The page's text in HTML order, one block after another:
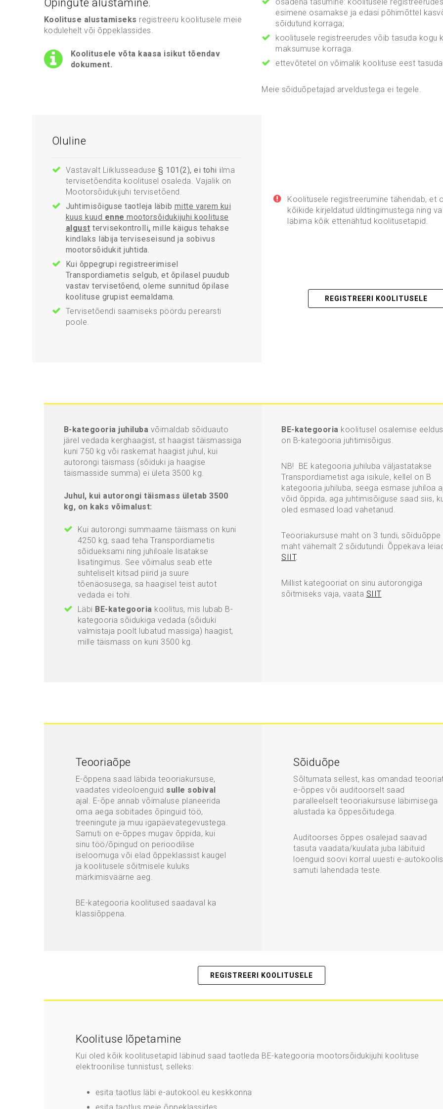
Õpingute alustamine.
Koolituse alustamiseks registreeru koolitusele meie
kodulehelt või õppeklassides.
Koolitusele võta kaasa isikut tõendav
dokument.
esimene osamakse ja edasi põhimõttel
sõidutund korraga;
koolitusele registreerudes võib tasuda kogu
maksumuse korraga.
ettevõtetel on võimalik koolituse eest
Meie sõiduõpetajad arveldustega ei tegele.
Oluline
Vastavalt Liiklusseaduse § 101(2), ei tohi i lma
tervisetõendita koolitusel osaleda. Vajalik on
Mootorsõidukijuhi tervisetõend.
Juhtimisõiguse taotleja läbib mitte varem kui
kuus kuud enne mootorsõidukijuhi koolituse
algust tervisekontrolli, mille käigus tehakse
kindlaks läbija terviseseisund ja sobivus
mootorsõidukit juhtida.
Kui õppegrupi registreerimisel
Transpordiametis selgub, et õpilasel puudub
vastav tervisetõend, oleme sunnitud õpilase
koolituse grupist eemaldama.
Tervisetõendi saamiseks pöördu perearsti
poole.
Koolitusele registreerumine tähendab, et
kõikide kirjeldatud üldtingimustega ning
läbima kõik ettenähtud koolitusetapid.
REGISTREERI KOOLITUSELE
B-kategooria juhiluba võimaldab sõiduauto
järel vedada kerghaagist, st haagist täismassiga
kuni 750 kg või raskemat haagist juhul, kui
autorongi täismass (sõiduki ja haagise
täismasside summa) ei ületa 3500 kg.
Juhul, kui autorongi täismass ületab 3500
kg, on kaks võimalust:
Kui autorongi summaarne täismass on kuni
4250 kg, saad teha Transpordiametis
sõidueksami ning juhiloale lisatakse
lisatingimus. See võimalus seab ette
suhteliselt kitsad piirid ja suure
tõenäosusega, sa haagisel teist autot
vedada ei tohi.
Läbi BE-kategooria koolitus, mis lubab B-
kategooria sõidukiga vedada (sõiduki
valmistaja poolt lubatud massiga) haagist,
mille täismass on kuni 3500 kg.
BE-kategooria koolitusel osalemise
on B-kategooria juhtimisõigus.
NB! BE kategooria juhiluba väljastatakse
Transpordiametist aga isikule, kellel on B
kategooria juhiluba, seega esmase juhiloa
võid õppida, aga juhtimisõiguse saad siis,
oled esmased load vahetanud.
Teooriakursuse maht on 3 tundi, sõiduõppe
maht vähemalt 2 sõidutundi. Õppekava
SIIT.
Millist kategooriat on sinu autorongiga
sõitmiseks vaja, vaata SIIT
Teooriaõpe
E-õppena saad läbida teooriakursuse,
vaadates videoloenguid sulle sobival
ajal. E-õpe annab võimaluse planeerida
oma aega sobitades õpinguid töö,
treeningute ja muu igapäevategevustega.
Samuti on e-õppes mugav õppida, kui
sinu töö/õpingud on perioodilise
iseloomuga või elad õppeklassist kaugel
ja koolitusele sõitmisele kuluks
märkimisväärne aeg.
BE-kategooria koolitused saadaval ka
klassiõppena.
Sõiduõpe
Sõltumata sellest, kas omandad
e-õppes või auditoorselt saad
paralleelselt teooriakursuse läbimisega
alustada ka õppesõitudega.
Auditoorses õppes osalejad saavad
tasuta vaadata/kuulata juba läbituid
loenguid soovi korral uuesti e-
samuti lahendada teste.
REGISTREERI KOOLITUSELE
Koolituse lõpetamine
Kui oled kõik koolitusetapid läbinud saad taotleda BE-kategooria mootorsõidukijuhi koolituse
elektroonilise tunnistust, selleks:
esita taotlus läbi e-autokool.eu keskkonna